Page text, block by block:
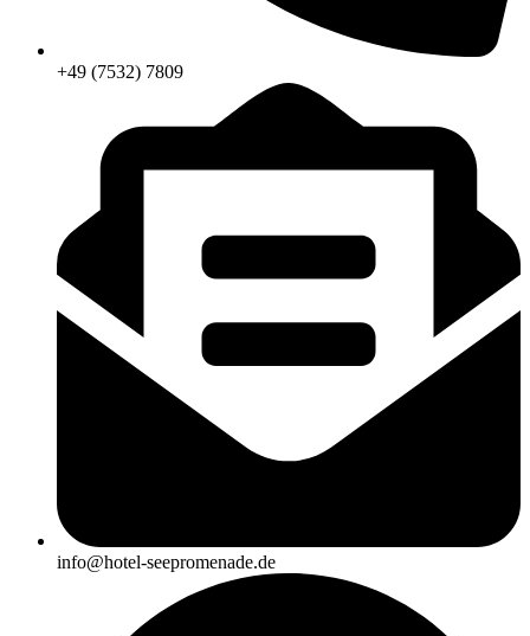
+49 (7532) 7809
info@hotel-seepromenade.de